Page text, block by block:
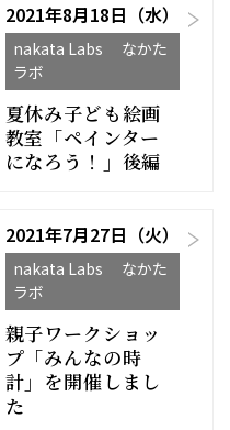
2021年8月18日（水）
nakata Labs なかた
ラボ
夏休み子ども絵画
教室「ペインター
になろう！」後編
2021年7月27日（火）
nakata Labs なかた
ラボ
親子ワークショッ
プ「みんなの時
計」を開催しまし
た